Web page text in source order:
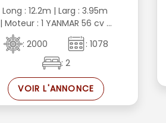
Long : 12.2m | Larg : 3.95m
| Moteur : 1 YANMAR 56 cv ...
: 2000
: 1078
: 2
VOIR L'ANNONCE